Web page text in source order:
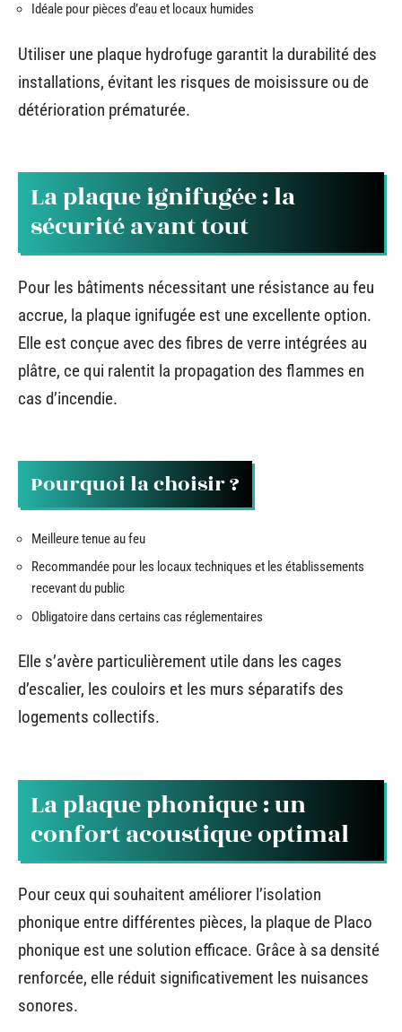
Idéale pour pièces d’eau et locaux humides
Utiliser une plaque hydrofuge garantit la durabilité des
installations, évitant les risques de moisissure ou de
détérioration prématurée.
La plaque ignifugée : la
sécurité avant tout
Pour les bâtiments nécessitant une résistance au feu
accrue, la plaque ignifugée est une excellente option.
Elle est conçue avec des fibres de verre intégrées au
plâtre, ce qui ralentit la propagation des flammes en
cas d’incendie.
Pourquoi la choisir ?
Meilleure tenue au feu
Recommandée pour les locaux techniques et les établissements
recevant du public
Obligatoire dans certains cas réglementaires
Elle s’avère particulièrement utile dans les cages
d’escalier, les couloirs et les murs séparatifs des
logements collectifs.
La plaque phonique : un
confort acoustique optimal
Pour ceux qui souhaitent améliorer l’isolation
phonique entre différentes pièces, la plaque de Placo
phonique est une solution efficace. Grâce à sa densité
renforcée, elle réduit significativement les nuisances
sonores.